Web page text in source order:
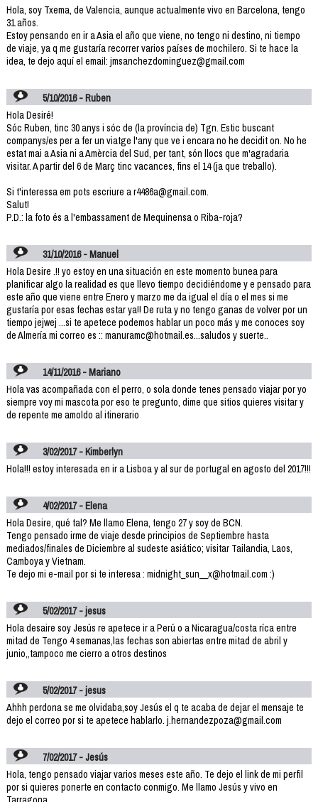
Hola, soy Txema, de Valencia, aunque actualmente vivo en Barcelona, tengo
31 años.
Estoy pensando en ir a Asia el año que viene, no tengo ni destino, ni tiempo
de viaje, ya q me gustaría recorrer varios países de mochilero. Si te hace la
idea, te dejo aquí el email: jmsanchezdominguez@gmail.com
5/10/2016 - Ruben
Hola Desiré!
Sóc Ruben, tinc 30 anys i sóc de (la província de) Tgn. Estic buscant
companys/es per a fer un viatge l'any que ve i encara no he decidit on. No he
estat mai a Asia ni a Amèrcia del Sud, per tant, són llocs que m'agradaria
visitar. A partir del 6 de Març tinc vacances, fins el 14 (ja que treballo).
Si t'interessa em pots escriure a r4486a@gmail.com.
Salut!
P.D.: la foto és a l'embassament de Mequinensa o Riba-roja?
31/10/2016 - Manuel
Hola Desire .!! yo estoy en una situación en este momento bunea para
planificar algo la realidad es que llevo tiempo decidiéndome y e pensado para
este año que viene entre Enero y marzo me da igual el día o el mes si me
gustaría por esas fechas estar ya!! De ruta y no tengo ganas de volver por un
tiempo jejwej ...si te apetece podemos hablar un poco más y me conoces soy
de Almería mi correo es :: manuramc@hotmail.es...saludos y suerte..
14/11/2016 - Mariano
Hola vas acompañada con el perro, o sola donde tenes pensado viajar por yo
siempre voy mi mascota por eso te pregunto, dime que sitios quieres visitar y
de repente me amoldo al itinerario
3/02/2017 - Kimberlyn
Hola!!! estoy interesada en ir a Lisboa y al sur de portugal en agosto del 2017!!!
4/02/2017 - Elena
Hola Desire, qué tal? Me llamo Elena, tengo 27 y soy de BCN.
Tengo pensado irme de viaje desde principios de Septiembre hasta
mediados/finales de Diciembre al sudeste asiático; visitar Tailandia, Laos,
Camboya y Vietnam.
Te dejo mi e-mail por si te interesa : midnight_sun__x@hotmail.com :)
5/02/2017 - jesus
Hola desaire soy Jesús re apetece ir a Perú o a Nicaragua/costa ríca entre
mitad de Tengo 4 semanas,las fechas son abiertas entre mitad de abril y
junio,,tampoco me cierro a otros destinos
5/02/2017 - jesus
Ahhh perdona se me olvidaba,soy Jesús el q te acaba de dejar el mensaje te
dejo el correo por si te apetece hablarlo. j.hernandezpoza@gmail.com
7/02/2017 - Jesús
Hola, tengo pensado viajar varios meses este año. Te dejo el link de mi perfil
por si quieres ponerte en contacto conmigo. Me llamo Jesús y vivo en